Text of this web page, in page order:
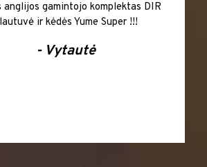
Dėkojame už pasiūlymą salono
įsigyti išsimokėtinai. Didelė
kokybiškais Italų gamintojo